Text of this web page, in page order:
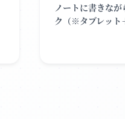
ノートに書きな
ク（※タブレット